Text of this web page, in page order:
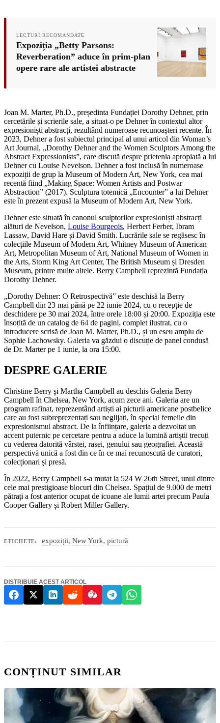
LECTURI RECOMANDATE
Expoziția „Betty Parsons:
Reverberation” aduce în prim-plan
opere rare ale artistei abstracte
Joan M. Marter, Ph.D., președinta Fundației Dorothy Dehner, prin
cercetările și scrierile sale, a situat-o pe Dehner în contextul altor
expresioniști abstracți, rezultând numeroase recunoașteri recente. În
2023, Dehner a fost subiectul principal al unui articol din Woman’s
Art Journal, „Dorothy Dehner and the Women Sculptors Among the
Abstract Expressionists”, care discută despre prietenia apropiată a lui
Dehner cu Louise Nevelson. Dehner a fost inclusă în numeroase
expoziții de grup la Museum of Modern Art, New York, cea mai
recentă fiind „Making Space: Women Artists and Postwar
Abstraction” (2017). Sculptura totemică „Encounter” a lui Dehner
este în prezent expusă la Museum of Modern Art, New York.
Dehner este situată în canonul sculptorilor expresioniști abstracți
alături de Nevelson, Louise Bourgeois, Herbert Ferber, Ibram
Lassaw, David Hare și David Smith. Lucrările sale se regăsesc în
colecțiile Museum of Modern Art, Whitney Museum of American
Art, Metropolitan Museum of Art, National Museum of Women in
the Arts, Storm King Art Center, The British Museum și Dresden
Museum, printre multe altele. Berry Campbell reprezintă Fundația
Dorothy Dehner.
„Dorothy Dehner: O Retrospectivă” este deschisă la Berry
Campbell din 23 mai până pe 22 iunie 2024, cu o recepție de
deschidere pe 30 mai 2024, între orele 18:00 și 20:00. Expoziția este
însoțită de un catalog de 64 de pagini, complet ilustrat, cu o
introducere scrisă de Joan M. Marter, Ph.D., și un eseu amplu de
Sophie Lachowsky. Galeria va găzdui o discuție de panel condusă
de Dr. Marter pe 1 iunie, la ora 15:00.
DESPRE GALERIE
Christine Berry și Martha Campbell au deschis Galeria Berry
Campbell în Chelsea, New York, acum zece ani. Galeria are un
program rafinat, reprezentând artiști ai picturii americane postbelice
care au fost subreprezentați sau neglijați, în special femeile din
expresionismul abstract. De la înființare, galeria a dezvoltat un
accent puternic pe cercetare pentru a aduce la lumină artiștii trecuți
cu vederea datorită vârstei, rasei, genului sau geografiei. Această
perspectivă unică a fost din ce în ce mai recunoscută de curatori,
colecționari și presă.
În 2022, Berry Campbell s-a mutat la 524 W 26th Street, unul dintre
cele mai prestigioase blocuri din Chelsea. Spațiul de 9.000 de metri
pătrați a fost anterior ocupat de icoane ale lumii artei precum Paula
Cooper Gallery și Robert Miller Gallery.
ETICHETE: expoziții, New York, pictură
DISTRIBUIE ACEST ARTICOL
CONȚINUT SIMILAR